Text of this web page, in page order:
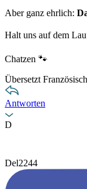
Aber ganz ehrlich:
Halt uns auf dem
Chatzen 🐾
Übersetzt Französisch
Antworten
D
Del2244